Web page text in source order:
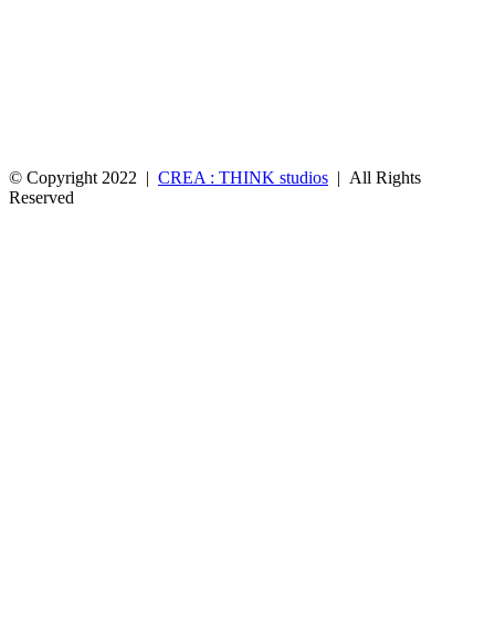
© Copyright 2022 | CREA : THINK studios | All Rights
Reserved